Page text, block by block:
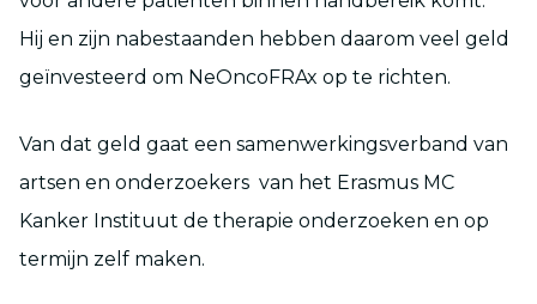
Hij en zijn nabestaanden hebben daarom veel geld
geïnvesteerd om NeOncoFRAx op te richten.
Van dat geld gaat een samenwerkingsverband van
artsen en onderzoekers van het Erasmus MC
Kanker Instituut de therapie onderzoeken en op
termijn zelf maken.